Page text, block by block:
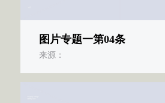
图片专题一第04条
来源：